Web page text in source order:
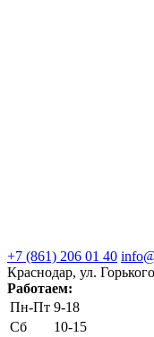
+7 (861) 206 01 40
Краснодар, ул.
Работаем:
Пн-Пт 9-18
Сб
10-15